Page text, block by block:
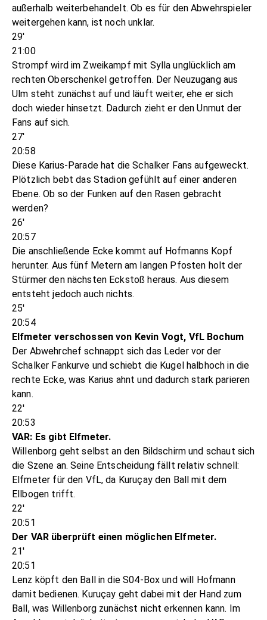
außerhalb weiterbehandelt. Ob es für den Abwehrspieler
weitergehen kann, ist noch unklar.
29'
21:00
Strompf wird im Zweikampf mit Sylla unglücklich am
rechten Oberschenkel getroffen. Der Neuzugang aus
Ulm steht zunächst auf und läuft weiter, ehe er sich
doch wieder hinsetzt. Dadurch zieht er den Unmut der
Fans auf sich.
27'
20:58
Diese Karius-Parade hat die Schalker Fans aufgeweckt.
Plötzlich bebt das Stadion gefühlt auf einer anderen
Ebene. Ob so der Funken auf den Rasen gebracht
werden?
26'
20:57
Die anschließende Ecke kommt auf Hofmanns Kopf
herunter. Aus fünf Metern am langen Pfosten holt der
Stürmer den nächsten Eckstoß heraus. Aus diesem
entsteht jedoch auch nichts.
25'
20:54
Elfmeter verschossen von Kevin Vogt, VfL Bochum
Der Abwehrchef schnappt sich das Leder vor der
Schalker Fankurve und schiebt die Kugel halbhoch in die
rechte Ecke, was Karius ahnt und dadurch stark parieren
kann.
22'
20:53
VAR: Es gibt Elfmeter.
Willenborg geht selbst an den Bildschirm und schaut sich
die Szene an. Seine Entscheidung fällt relativ schnell:
Elfmeter für den VfL, da Kuruçay den Ball mit dem
Ellbogen trifft.
22'
20:51
Der VAR überprüft einen möglichen Elfmeter.
21'
20:51
Lenz köpft den Ball in die S04-Box und will Hofmann
damit bedienen. Kuruçay geht dabei mit der Hand zum
Ball, was Willenborg zunächst nicht erkennen kann. Im